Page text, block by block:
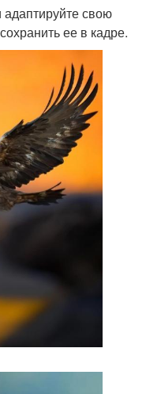
свою
ее в кадре.